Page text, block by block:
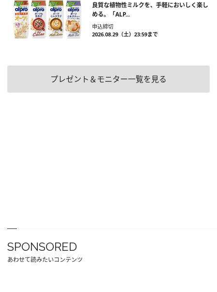
良質な植物性ミルクを、手軽においしく楽し
める。「ALP...
申込締切
2026.08.29（土）23:59まで
プレゼント＆モニター一覧を見る
SPONSORED
あわせて読みたいコンテンツ